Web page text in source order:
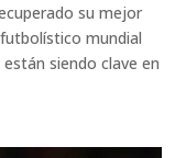
su mejor
mundial
siendo clave en